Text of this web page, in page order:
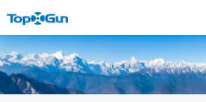
CONTÁCTENOS
English